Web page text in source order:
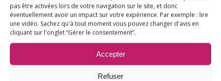
pas être activées lors de votre navigation sur le site, et donc
éventuellement avoir un impact sur votre expérience. Par exemple : lire
une vidéo. Sachez qu'à tout moment vous pouvez changer d'avis en
cliquant sur l'onglet “Gérer le consentement”.
Accepter
Refuser
L’ESSENTIEL
COMPRENDRE